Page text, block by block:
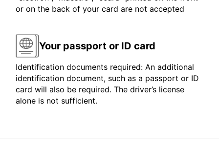
or on the back of your card are not accepted
Your passport or ID card
Identification documents required: An additional
identification document, such as a passport or ID
card will also be required. The driver’s license
alone is not sufficient.